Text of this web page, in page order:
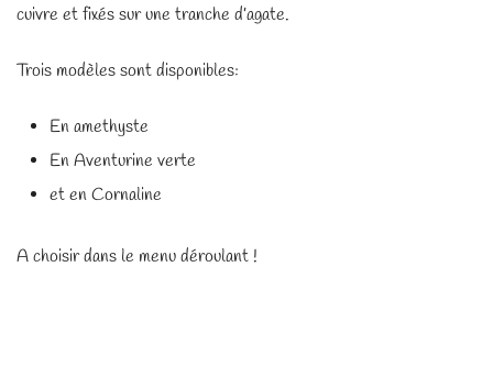
cuivre et fixés sur une tranche d’agate.
Trois modèles sont disponibles:
En amethyste
En Aventurine verte
et en Cornaline
A choisir dans le menu déroulant !